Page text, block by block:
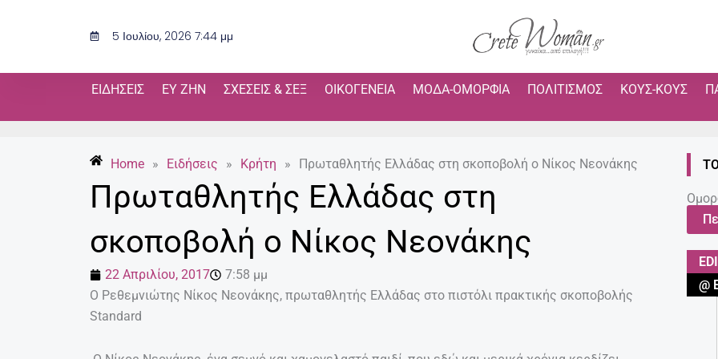
5 Ιουλίου, 2026 7:44 μμ
ΕΙΔΉΣΕΙΣ ΕΥ ΖΗΝ ΣΧΈΣΕΙΣ & ΣΕΞ ΟΙΚΟΓΈΝΕΙΑ ΜΌΔΑ-ΟΜΟΡΦΙΆ ΠΟΛΙΤΙΣΜΌΣ ΚΟΥΣ-ΚΟΥΣ
Home » Ειδήσεις » Κρήτη » Πρωταθλητής Ελλάδας στη σκοποβολή ο Νίκος Νεονάκης
Πρωταθλητής Ελλάδας στη
σκοποβολή ο Νίκος Νεονάκης
22 Απριλίου, 2017
7:58 μμ
Ο Ρεθεμνιώτης Νίκος Νεονάκης, πρωταθλητής Ελλάδας στο πιστόλι πρακτικής σκοποβολής
Standard
@